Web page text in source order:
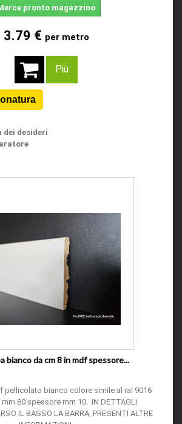
pronto magazzino
3.79 € per metro
Più
dei desideri
bianco da cm 8 in mdf spessore...
pellicolato bianco colore simile al ral 9016
80 spessore mm 10. IN DETTAGLI
IL BASSO LA BARRA, PRESENTI ALTRE